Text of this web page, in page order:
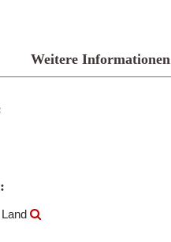
Weitere Informationen